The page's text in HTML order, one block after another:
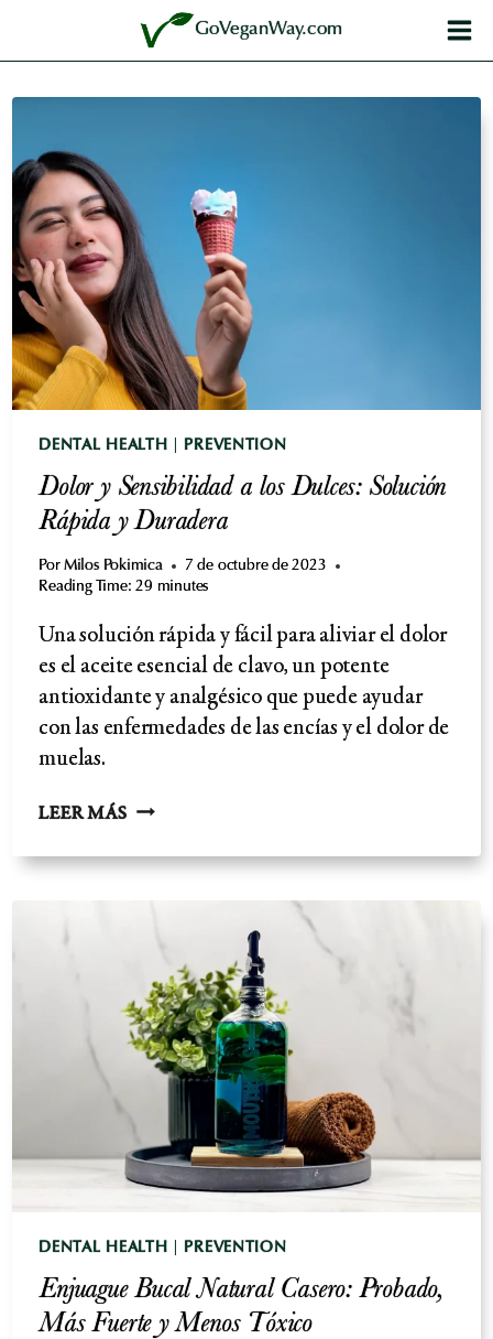
GoVeganWay.com
DENTAL HEALTH PREVENTION
Dolor y Sensibilidad a los Dulces: Solución
Rápida y Duradera
Por Milos Pokimica
7 de octubre de 2023
Reading Time: 29 minutes
Una solución rápida y fácil para aliviar el dolor
es el aceite esencial de clavo, un potente
antioxidante y analgésico que puede ayudar
con las enfermedades de las encías y el dolor de
muelas.
LEER MÁSDOLOR
SENSIBILIDAD
SOLUCIÓN
RÁPIDA
Y
DURADERA
DENTAL HEALTH PREVENTION
Enjuague Bucal Natural Casero: Probado,
Más Fuerte y Menos Tóxico